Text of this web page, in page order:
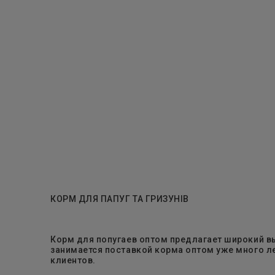
КОРМ ДЛЯ ПАПУГ ТА ГРИЗУНІВ
Корм для попугаев оптом предлагает широкий
занимается поставкой корма оптом уже много
клиентов.